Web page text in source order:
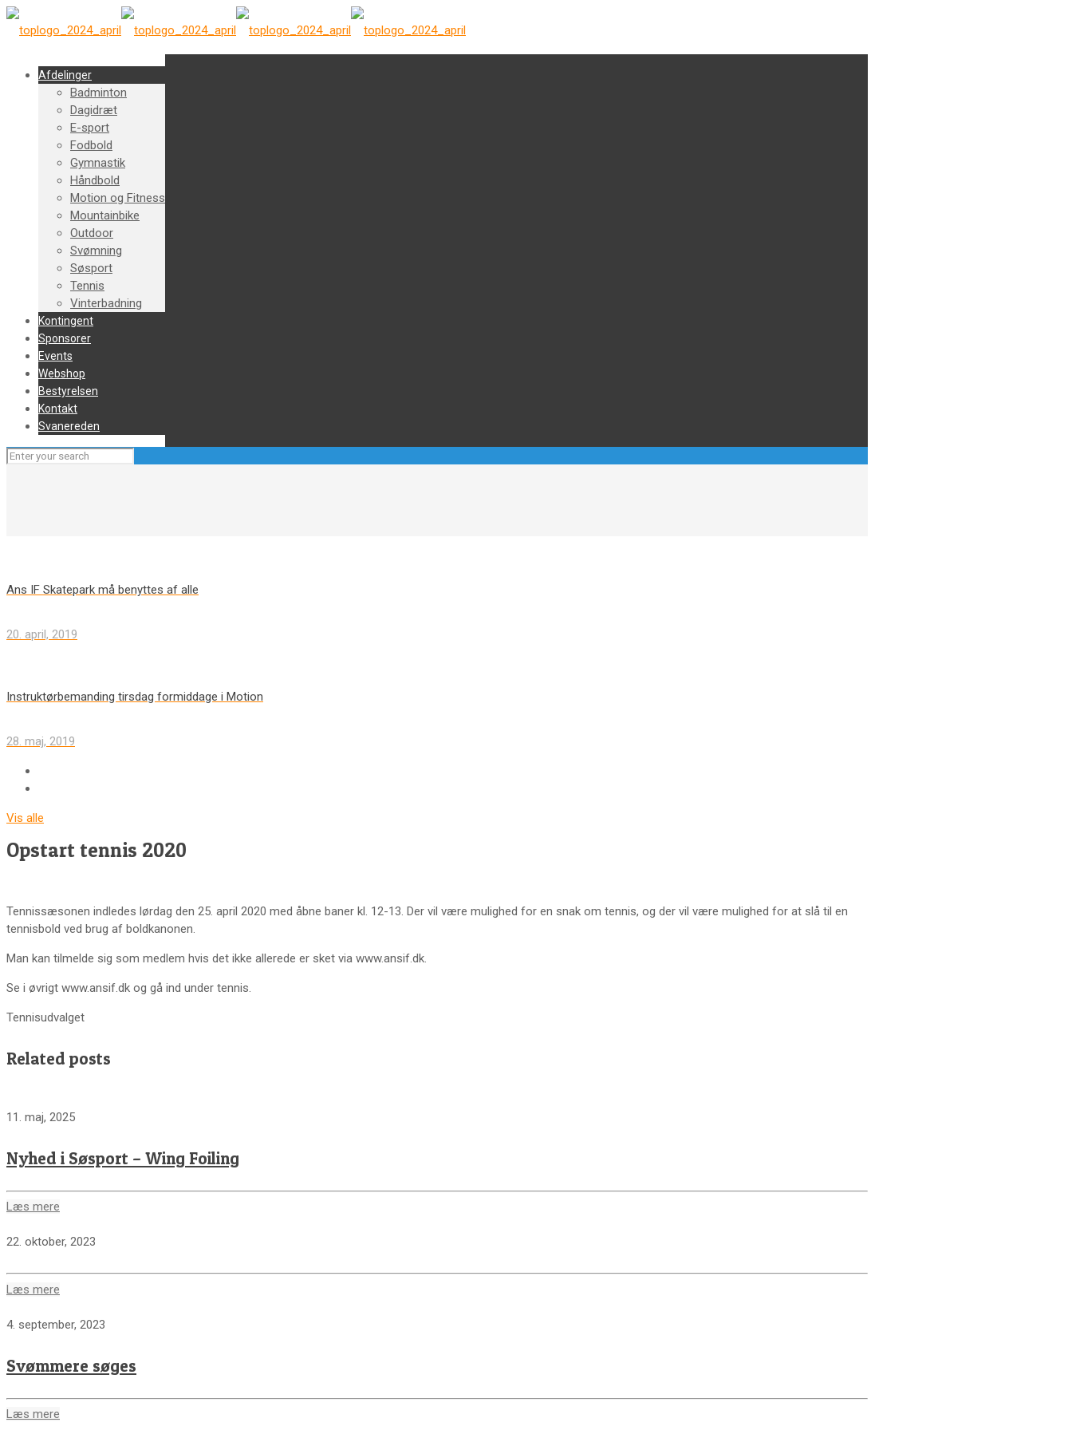
Afdelinger
Badminton
Dagidræt
E-sport
Fodbold
Gymnastik
Håndbold
Motion og Fitness
Mountainbike
Outdoor
Svømning
Søsport
Tennis
Vinterbadning
Kontingent
Sponsorer
Events
Webshop
Bestyrelsen
Kontakt
Svanereden
Ans IF Skatepark må benyttes af alle
20. april, 2019
Instruktørbemanding tirsdag formiddage i Motion
28. maj, 2019
Vis alle
Opstart tennis 2020
Tennissæsonen indledes lørdag den 25. april 2020 med åbne baner kl. 12-13. Der vil være mulighed for en snak om tennis, og der vil være mulighed for at slå til en
tennisbold ved brug af boldkanonen.
Man kan tilmelde sig som medlem hvis det ikke allerede er sket via www.ansif.dk.
Se i øvrigt www.ansif.dk og gå ind under tennis.
Tennisudvalget
Related posts
11. maj, 2025
Nyhed i Søsport – Wing Foiling
Læs mere
22. oktober, 2023
Læs mere
4. september, 2023
Svømmere søges
Læs mere